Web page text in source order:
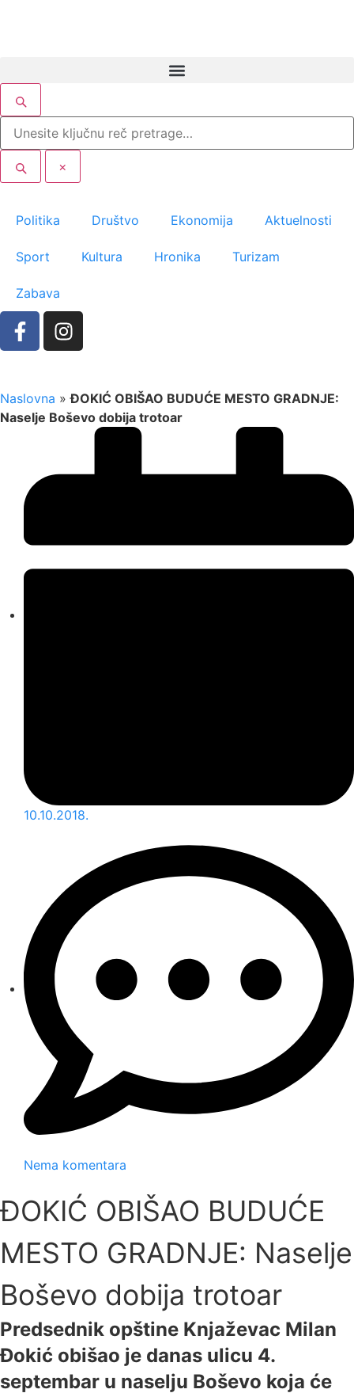
×
Politika Društvo Ekonomija Aktuelnosti
Sport Kultura Hronika Turizam
Zabava
Naslovna »ĐOKIĆ OBIŠAO BUDUĆE MESTO GRADNJE:
Naselje Boševo dobija trotoar
10.10.2018.
Nema komentara
ĐOKIĆ OBIŠAO BUDUĆE
MESTO GRADNJE: Naselje
Boševo dobija trotoar
Predsednik opštine Knjaževac Milan
Đokić obišao je danas ulicu 4.
septembar u naselju Boševo koja će